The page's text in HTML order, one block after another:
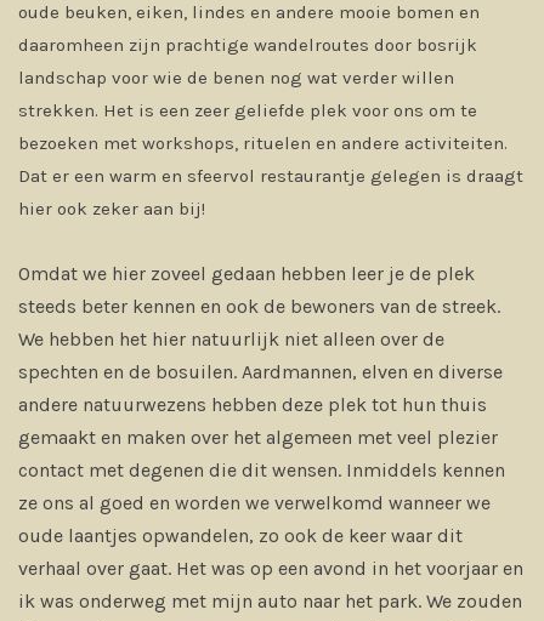
oude beuken, eiken, lindes en andere mooie bomen en
daaromheen zijn prachtige wandelroutes door bosrijk
landschap voor wie de benen nog wat verder willen
strekken. Het is een zeer geliefde plek voor ons om te
bezoeken met workshops, rituelen en andere activiteiten.
Dat er een warm en sfeervol restaurantje gelegen is draagt
hier ook zeker aan bij!
Omdat we hier zoveel gedaan hebben leer je de plek
steeds beter kennen en ook de bewoners van de streek.
We hebben het hier natuurlijk niet alleen over de
spechten en de bosuilen. Aardmannen, elven en diverse
andere natuurwezens hebben deze plek tot hun thuis
gemaakt en maken over het algemeen met veel plezier
contact met degenen die dit wensen. Inmiddels kennen
ze ons al goed en worden we verwelkomd wanneer we
oude laantjes opwandelen, zo ook de keer waar dit
verhaal over gaat. Het was op een avond in het voorjaar en
ik was onderweg met mijn auto naar het park. We zouden